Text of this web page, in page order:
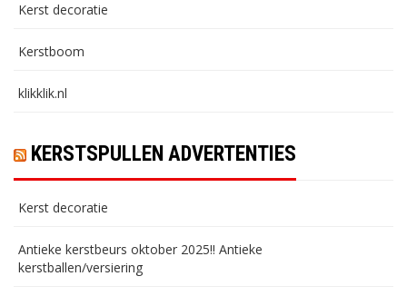
Kerst decoratie
Kerstboom
klikklik.nl
KERSTSPULLEN ADVERTENTIES
Kerst decoratie
Antieke kerstbeurs oktober 2025!! Antieke
kerstballen/versiering